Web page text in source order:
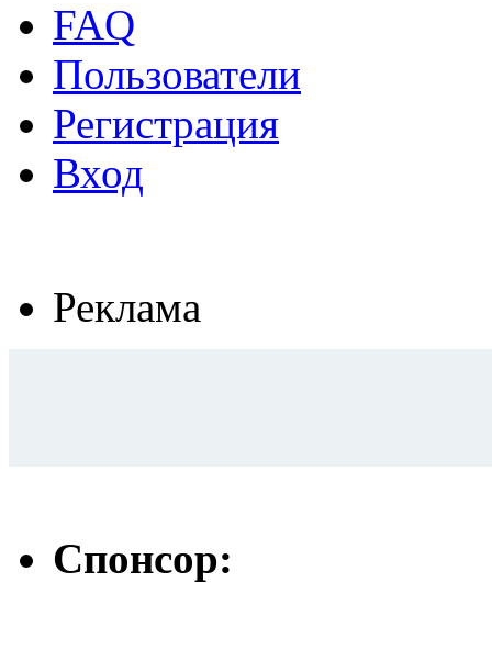
FAQ
Пользователи
Регистрация
Вход
Реклама
Спонсор: